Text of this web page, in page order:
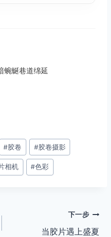
蜿蜒巷道绵延
#胶卷 #胶卷摄影
相机 #色彩
下一步
当胶片遇上盛夏